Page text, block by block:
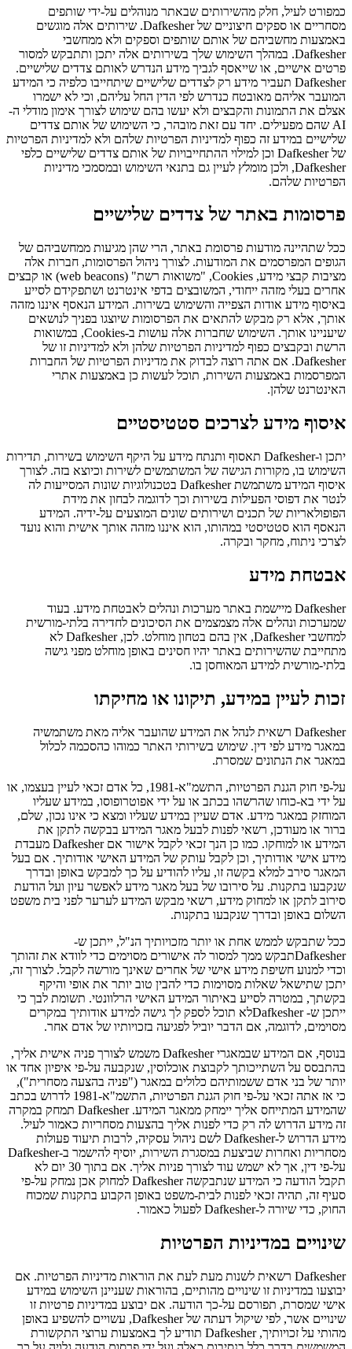
כמפורט לעיל, חלק מהשירותים שבאתר מנוהלים על-ידי שותפים
מסחריים או ספקים חיצוניים של Dafkesher. שירותים אלה מוגשים
באמצעות מחשביהם של אותם שותפים וספקים ולא ממחשבי
Dafkesher. במהלך השימוש שלך בשירותים אלה יתכן ותתבקש למסור
פרטים אישיים, או שייאסף לגביך מידע הנדרש לאותם צדדים שלישיים.
Dafkesher תעביר מידע רק לצדדים שלישיים שיתחייבו כלפיה כי המידע
המועבר אליהם מאובטח כנדרש לפי הדין החל עליהם, וכי לא ישמרו
אצלם את התמונות והקבצים ולא יעשו בהם שימוש לצורך אימון מודלי ה-
AI שהם מפעילים. יחד עם זאת מובהר, כי השימוש של אותם צדדים
שלישיים במידע זה כפוף למדיניות הפרטיות שלהם ולא למדיניות הפרטיות
של Dafkesher וכן למילוי ההתחייבויות של אותם צדדים שלישיים כלפי
Dafkesher, ולכן מומלץ לעיין גם בתנאי השימוש ובמסמכי מדיניות
הפרטיות שלהם.
פרסומות באתר של צדדים שלישיים
ככל שתהיינה מודעות פרסומת באתר, הרי שהן מגיעות ממחשביהם של
הגופים המפרסמים את המודעות. לצורך ניהול הפרסומות, חברות אלה
מציבות קבצי מידע, Cookies, "משואות רשת" (web beacons) או קבצים
אחרים בעלי מזהה ייחודי, המשובצים בדפי אינטרנט ושתפקידם לסייע
באיסוף מידע אודות הצפייה והשימוש בשירות. המידע הנאסף איננו מזהה
אותך, אלא רק מבקש להתאים את הפרסומות שיוצגו בפניך לנושאים
שיעניינו אותך. השימוש שחברות אלה עושות ב-Cookies, במשואות
הרשת ובקבצים כפוף למדיניות הפרטיות שלהן ולא למדיניות זו של
Dafkesher. אם אתה רוצה לבדוק את מדיניות הפרטיות של החברות
המפרסמות באמצעות השירות, תוכל לעשות כן באמצעות אתרי
האינטרנט שלהן.
איסוף מידע לצרכים סטטיסטיים
יתכן ו-Dafkesher תאסוף ותנתח מידע על היקף השימוש בשירות, תדירות
השימוש בו, מקורות הגישה של המשתמשים לשירות וכיוצא בזה. לצורך
איסוף המידע משתמשת Dafkesher בטכנולוגיות שונות המסייעות לה
לנטר את דפוסי הפעילות בשירות וכך לדוגמה לבחון את מידת
הפופולאריות של תכנים ושירותים שונים המוצעים על-ידיה. המידע
הנאסף הוא סטטיסטי במהותו, הוא איננו מזהה אותך אישית והוא נועד
לצרכי ניתוח, מחקר ובקרה.
אבטחת מידע
Dafkesher מיישמת באתר מערכות ונהלים לאבטחת מידע. בעוד
שמערכות ונהלים אלה מצמצמים את הסיכונים לחדירה בלתי-מורשית
למחשבי Dafkesher, אין בהם בטחון מוחלט. לכן, Dafkesher לא
מתחייבת שהשירותים באתר יהיו חסינים באופן מוחלט מפני גישה
בלתי-מורשית למידע המאוחסן בו.
זכות לעיין במידע, תיקונו או מחיקתו
Dafkesher רשאית לנהל את המידע שהועבר אליה מאת משתמשיה
במאגר מידע לפי דין. שימוש בשירותי האתר כמוהו כהסכמה לכלול
במאגר את הנתונים שמסרת.
על-פי חוק הגנת הפרטיות, התשמ"א-1981, כל אדם זכאי לעיין בעצמו, או
על ידי בא-כוחו שהרשהו בכתב או על ידי אפוטרופוסו, במידע שעליו
המוחזק במאגר מידע. אדם שעיין במידע שעליו ומצא כי אינו נכון, שלם,
ברור או מעודכן, רשאי לפנות לבעל מאגר המידע בבקשה לתקן את
המידע או למוחקו. כמו כן הנך זכאי לקבל אישור אם Dafkesher מעבדת
מידע אישי אודותיך, וכן לקבל עותק של המידע האישי אודותיך. אם בעל
המאגר סירב למלא בקשה זו, עליו להודיע על כך למבקש באופן ובדרך
שנקבעו בתקנות. על סירובו של בעל מאגר מידע לאפשר עיון ועל הודעת
סירוב לתקן או למחוק מידע, רשאי מבקש המידע לערער לפני בית משפט
השלום באופן ובדרך שנקבעו בתקנות.
ככל שתבקש לממש אחת או יותר מזכויותיך הנ"ל, ייתכן ש-
Dafkesherתבקש ממך למסור לה אישורים מסוימים כדי לוודא את זהותך
וכדי למנוע חשיפת מידע אישי של אחרים שאינך מורשה לקבל. לצורך זה,
יתכן שתישאל שאלות מסוימות כדי להבין טוב יותר את אופי והיקף
בקשתך, במטרה לסייע באיתור המידע האישי הרלוונטי. תשומת לבך כי
ייתכן ש- Dafkesherלא תוכל לספק לך גישה למידע אודותיך במקרים
מסוימים, לדוגמה, אם הדבר יוביל לפגיעה בזכויותיו של אדם אחר.
בנוסף, אם המידע שבמאגרי Dafkesher משמש לצורך פניה אישית אליך,
בהתבסס על השתייכותך לקבוצת אוכלוסין, שנקבעה על-פי איפיון אחד או
יותר של בני אדם ששמותיהם כלולים במאגר ("פניה בהצעה מסחרית"),
כי אז אתה זכאי על-פי חוק הגנת הפרטיות, התשמ"א-1981 לדרוש בכתב
שהמידע המתייחס אליך יימחק ממאגר המידע. Dafkesher תמחק במקרה
זה מידע הדרוש לה רק כדי לפנות אליך בהצעות מסחריות כאמור לעיל.
מידע הדרוש ל-Dafkesher לשם ניהול עסקיה, לרבות תיעוד פעולות
מסחריות ואחרות שביצעת במסגרת השירות, יוסיף להישמר ב-Dafkesher
על-פי דין, אך לא ישמש עוד לצורך פניות אליך. אם בתוך 30 יום לא
תקבל הודעה כי המידע שנתבקשה Dafkesher למחוק אכן נמחק על-פי
סעיף זה, תהיה זכאי לפנות לבית-משפט באופן הקבוע בתקנות שמכוח
החוק, כדי שיורה ל-Dafkesher לפעול כאמור.
שינויים במדיניות הפרטיות
Dafkesher רשאית לשנות מעת לעת את הוראות מדיניות הפרטיות. אם
יבוצעו במדיניות זו שינויים מהותיים, בהוראות שעניינן השימוש במידע
אישי שמסרת, תפורסם על-כך הודעה. אם יבוצע במדיניות פרטיות זו
שינויים אשר, לפי שיקול דעתה של Dafkesher, עשויים להשפיע באופן
מהותי על זכויותיך, Dafkesher תודיע לך באמצעות ערוצי התקשורת